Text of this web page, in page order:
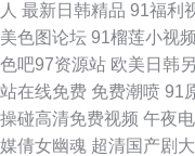
免费产品绘合精品综合 AV
99人妻 大香蕉青草 91免费
人 最新日韩精品 91福利
美色图论坛 91榴莲小视频
色吧97资源站 欧美日韩
站在线免费 免费潮喷 91
操碰高清免费视频 午夜
媒倩女幽魂 超清国产剧